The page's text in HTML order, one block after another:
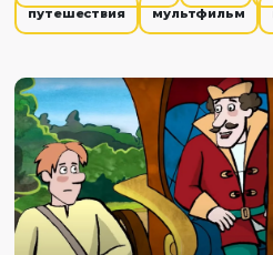
путешествия
мультфильм